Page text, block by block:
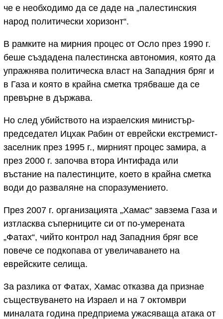
че е необходимо да се даде на „палестинския
народ политически хоризонт“.
В рамките на мирния процес от Осло през 1990 г.
беше създадена палестинска автономия, която да
упражнява политическа власт на Западния бряг и
в Газа и която в крайна сметка трябваше да се
превърне в държава.
Но след убийството на израелския министър-
председател Ицхак Рабин от еврейски екстремист-
заселник през 1995 г., мирният процес замира, а
през 2000 г. започва втора Интифада или
въстание на палестинците, което в крайна сметка
води до разваляне на споразумението.
През 2007 г. организацията „Хамас“ завзема Газа и
изтласква съперниците си от по-умерената
„Фатах“, чийто контрол над Западния бряг все
повече се подкопава от увеличаването на
еврейските селища.
За разлика от Фатах, Хамас отказва да признае
съществуването на Израел и на 7 октомври
миналата година предприема ужасяваща атака от